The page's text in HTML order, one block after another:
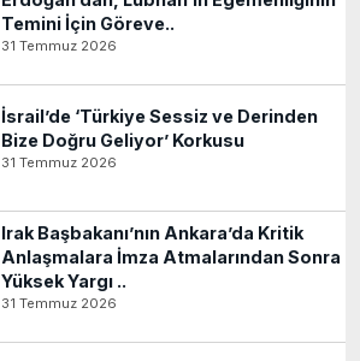
Temini İçin Göreve..
31 Temmuz 2026
İsrail’de ‘Türkiye Sessiz ve Derinden
Bize Doğru Geliyor’ Korkusu
31 Temmuz 2026
Irak Başbakanı’nın Ankara’da Kritik
Anlaşmalara İmza Atmalarından Sonra
Yüksek Yargı ..
31 Temmuz 2026